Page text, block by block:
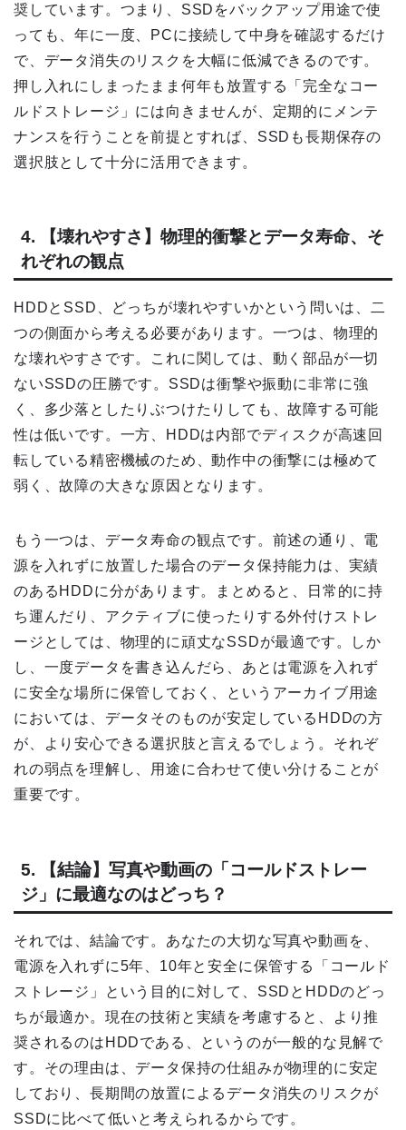
奨しています。つまり、SSDをバックアップ用途で使
っても、年に一度、PCに接続して中身を確認するだけ
で、データ消失のリスクを大幅に低減できるのです。
押し入れにしまったまま何年も放置する「完全なコー
ルドストレージ」には向きませんが、定期的にメンテ
ナンスを行うことを前提とすれば、SSDも長期保存の
選択肢として十分に活用できます。
4. 【壊れやすさ】物理的衝撃とデータ寿命、そ
れぞれの観点
HDDとSSD、どっちが壊れやすいかという問いは、二
つの側面から考える必要があります。一つは、物理的
な壊れやすさです。これに関しては、動く部品が一切
ないSSDの圧勝です。SSDは衝撃や振動に非常に強
く、多少落としたりぶつけたりしても、故障する可能
性は低いです。一方、HDDは内部でディスクが高速回
転している精密機械のため、動作中の衝撃には極めて
弱く、故障の大きな原因となります。
もう一つは、データ寿命の観点です。前述の通り、電
源を入れずに放置した場合のデータ保持能力は、実績
のあるHDDに分があります。まとめると、日常的に持
ち運んだり、アクティブに使ったりする外付けストレ
ージとしては、物理的に頑丈なSSDが最適です。しか
し、一度データを書き込んだら、あとは電源を入れず
に安全な場所に保管しておく、というアーカイブ用途
においては、データそのものが安定しているHDDの方
が、より安心できる選択肢と言えるでしょう。それぞ
れの弱点を理解し、用途に合わせて使い分けることが
重要です。
5. 【結論】写真や動画の「コールドストレー
ジ」に最適なのはどっち？
それでは、結論です。あなたの大切な写真や動画を、
電源を入れずに5年、10年と安全に保管する「コールド
ストレージ」という目的に対して、SSDとHDDのどっ
ちが最適か。現在の技術と実績を考慮すると、より推
奨されるのはHDDである、というのが一般的な見解で
す。その理由は、データ保持の仕組みが物理的に安定
しており、長期間の放置によるデータ消失のリスクが
SSDに比べて低いと考えられるからです。